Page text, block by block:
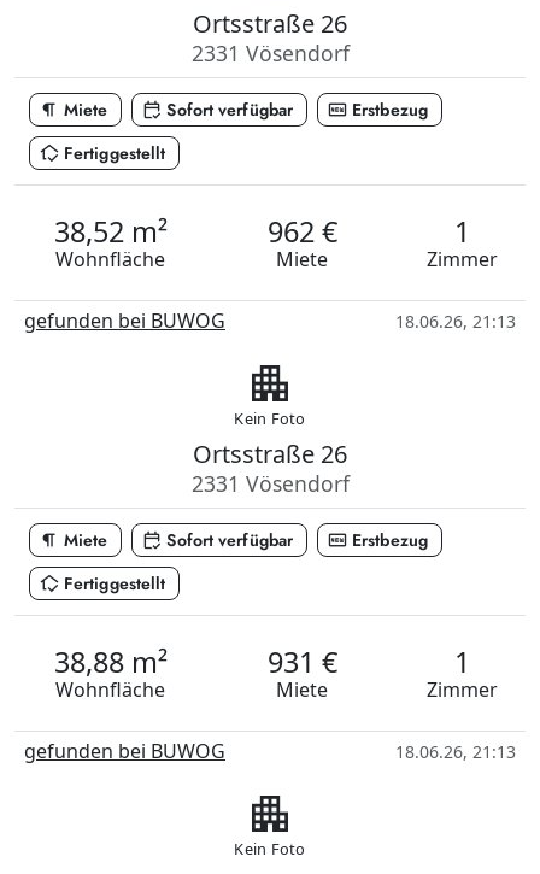
Ortsstraße 26
2331 Vösendorf
format_paragraph Miete calendar_check Sofort verfügbar fiber_new Erstbezug
in_home_mode Fertiggestellt
38,52 m²
Wohnfläche
962 €
Miete
1
Zimmer
gefunden bei BUWOG 18.06.26, 21:13
apartment
Kein Foto
Ortsstraße 26
2331 Vösendorf
format_paragraph Miete calendar_check Sofort verfügbar fiber_new Erstbezug
in_home_mode Fertiggestellt
38,88 m²
Wohnfläche
931 €
Miete
1
Zimmer
gefunden bei BUWOG 18.06.26, 21:13
apartment
Kein Foto